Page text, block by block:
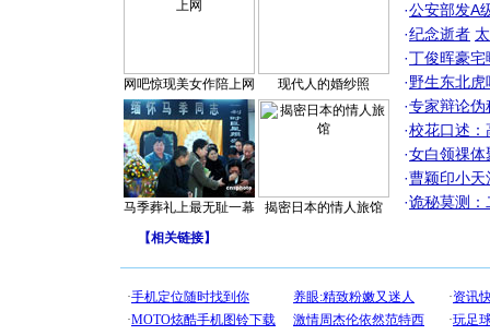
网吧惊现美女作陪上网 现代人的婚纱照
马季葬礼上最无耻一幕 揭密日本的情人旅馆
·公安部发A
·纪念逝者
·丁俊晖豪
·野生东北
·专家辩论伪
·校花口述：
·女白领祼体
·曹颖印小天
·诡秘莫测：
【相关链接】